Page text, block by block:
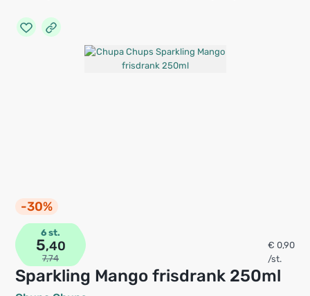
-30%
Sparkling Mango frisdrank 250ml
6 st.
5,40
7,74
€ 0,90
/st.